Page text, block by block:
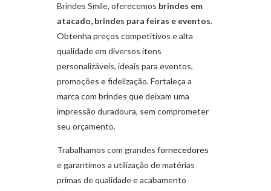
Brindes Smile, oferecemos brindes em
atacado, brindes para feiras e eventos.
Obtenha preços competitivos e alta
qualidade em diversos itens
personalizáveis, ideais para eventos,
promoções e fidelização. Fortaleça a
marca com brindes que deixam uma
impressão duradoura, sem comprometer
seu orçamento.
Trabalhamos com grandes fornecedores
e garantimos a utilização de matérias
primas de qualidade e acabamento